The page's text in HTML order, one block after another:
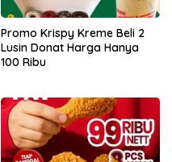
Promo Krispy Kreme Beli 2
Lusin Donat Harga Hanya
100 Ribu